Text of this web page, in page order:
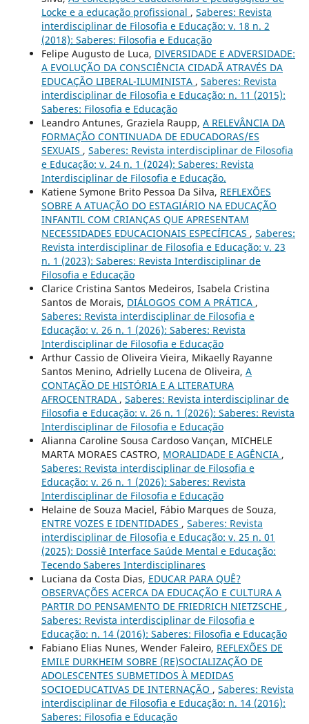
Locke e a educação profissional , Saberes: Revista
interdisciplinar de Filosofia e Educação: v. 18 n. 2
(2018): Saberes: Filosofia e Educação
Felipe Augusto de Luca, DIVERSIDADE E ADVERSIDADE:
A EVOLUÇÃO DA CONSCIÊNCIA CIDADÃ ATRAVÉS DA
EDUCAÇÃO LIBERAL-ILUMINISTA , Saberes: Revista
interdisciplinar de Filosofia e Educação: n. 11 (2015):
Saberes: Filosofia e Educação
Leandro Antunes, Graziela Raupp, A RELEVÂNCIA DA
FORMAÇÃO CONTINUADA DE EDUCADORAS/ES
SEXUAIS , Saberes: Revista interdisciplinar de Filosofia
e Educação: v. 24 n. 1 (2024): Saberes: Revista
Interdisciplinar de Filosofia e Educação.
Katiene Symone Brito Pessoa Da Silva, REFLEXÕES
SOBRE A ATUAÇÃO DO ESTAGIÁRIO NA EDUCAÇÃO
INFANTIL COM CRIANÇAS QUE APRESENTAM
NECESSIDADES EDUCACIONAIS ESPECÍFICAS , Saberes:
Revista interdisciplinar de Filosofia e Educação: v. 23
n. 1 (2023): Saberes: Revista Interdisciplinar de
Filosofia e Educação
Clarice Cristina Santos Medeiros, Isabela Cristina
Santos de Morais, DIÁLOGOS COM A PRÁTICA ,
Saberes: Revista interdisciplinar de Filosofia e
Educação: v. 26 n. 1 (2026): Saberes: Revista
Interdisciplinar de Filosofia e Educação
Arthur Cassio de Oliveira Vieira, Mikaelly Rayanne
Santos Menino, Adrielly Lucena de Oliveira, A
CONTAÇÃO DE HISTÓRIA E A LITERATURA
AFROCENTRADA , Saberes: Revista interdisciplinar de
Filosofia e Educação: v. 26 n. 1 (2026): Saberes: Revista
Interdisciplinar de Filosofia e Educação
Alianna Caroline Sousa Cardoso Vançan, MICHELE
MARTA MORAES CASTRO, MORALIDADE E AGÊNCIA ,
Saberes: Revista interdisciplinar de Filosofia e
Educação: v. 26 n. 1 (2026): Saberes: Revista
Interdisciplinar de Filosofia e Educação
Helaine de Souza Maciel, Fábio Marques de Souza,
ENTRE VOZES E IDENTIDADES , Saberes: Revista
interdisciplinar de Filosofia e Educação: v. 25 n. 01
(2025): Dossiê Interface Saúde Mental e Educação:
Tecendo Saberes Interdisciplinares
Luciana da Costa Dias, EDUCAR PARA QUÊ?
OBSERVAÇÕES ACERCA DA EDUCAÇÃO E CULTURA A
PARTIR DO PENSAMENTO DE FRIEDRICH NIETZSCHE ,
Saberes: Revista interdisciplinar de Filosofia e
Educação: n. 14 (2016): Saberes: Filosofia e Educação
Fabiano Elias Nunes, Wender Faleiro, REFLEXÕES DE
EMILE DURKHEIM SOBRE (RE)SOCIALIZAÇÃO DE
ADOLESCENTES SUBMETIDOS À MEDIDAS
SOCIOEDUCATIVAS DE INTERNAÇÃO , Saberes: Revista
interdisciplinar de Filosofia e Educação: n. 14 (2016):
Saberes: Filosofia e Educação